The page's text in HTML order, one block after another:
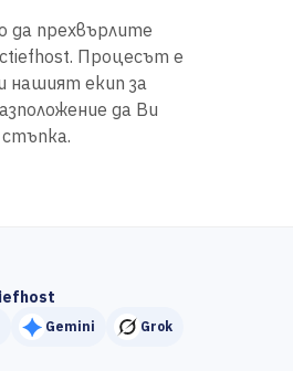
да прехвърлите
Процесът е
нашият екип за
да Ви
стъпка.
Gemini Grok